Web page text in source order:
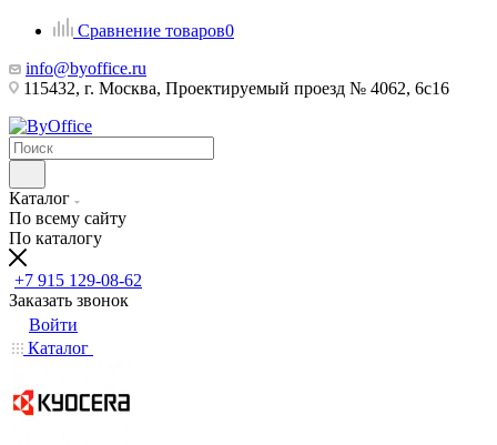
Сравнение товаров0
info@byoffice.ru
115432, г. Москва, Проектируемый проезд № 4062, 6с16
Каталог
По всему сайту
По каталогу
+7 915 129-08-62
Заказать звонок
Войти
Каталог